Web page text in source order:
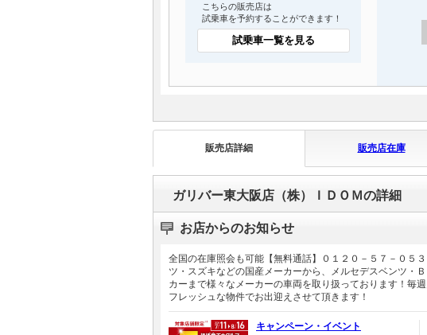
こちらの販売店は
試乗車を予約することができます！
試乗車一覧を見る
販売店詳細 販売店在庫
ガリバー東大阪店（株）ＩＤＯＭの詳細
お店からのお知らせ
全国の在庫照会も可能【無料通話】０１２０－５７－０５
ツ・スズキなどの国産メーカーから、メルセデスベンツ・
カーまで様々なメーカーの車両を取り扱っております！毎
フレッシュな物件でお出迎えさせて頂きます！
キャンペーン・イベント